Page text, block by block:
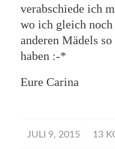
verabschiede ich
wo ich gleich noch
anderen Mädels
haben :-*
Eure Carina
JULI 9, 2015
/ 13